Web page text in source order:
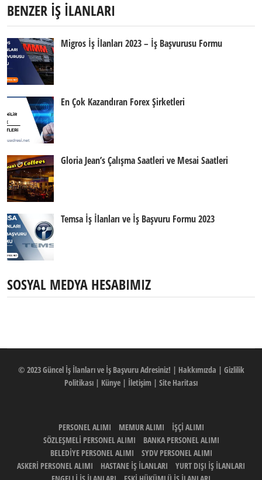
BENZER İŞ İLANLARI
Migros İş İlanları 2023 – İş Başvurusu Formu
En Çok Kazandıran Forex Şirketleri
Gloria Jean’s Çalışma Saatleri ve Mesai Saatleri
Temsa İş İlanları ve İş Başvuru Formu 2023
SOSYAL MEDYA HESABIMIZ
© 2023Güncel İş İlanları ve İş Başvuru Adresiniz! | Hakkımızda | Gizlilik
Politikası | Künye | İletişim | Site Haritası
PERSONEL ALIMI MEMUR ALIMI
İŞÇİ ALIMI
SÖZLEŞMELİ PERSONEL ALIMI
BANKA PERSONEL ALIMI
BELEDİYE PERSONEL ALIMI
SYDV PERSONEL ALIMI
ASKERİ PERSONEL ALIMI
HASTANE İŞ İLANLARI
YURT DIŞI İŞ İLANLARI